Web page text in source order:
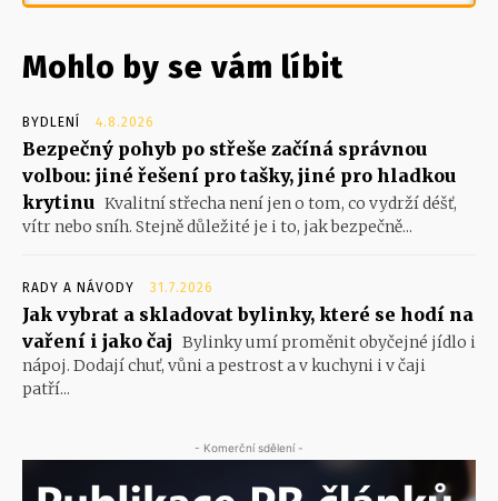
Mohlo by se vám líbit
BYDLENÍ 4.8.2026
Bezpečný pohyb po střeše začíná správnou
volbou: jiné řešení pro tašky, jiné pro hladkou
krytinu Kvalitní střecha není jen o tom, co vydrží déšť,
vítr nebo sníh. Stejně důležité je i to, jak bezpečně...
RADY A NÁVODY 31.7.2026
Jak vybrat a skladovat bylinky, které se hodí na
vaření i jako čaj Bylinky umí proměnit obyčejné jídlo i
nápoj. Dodají chuť, vůni a pestrost a v kuchyni i v čaji
patří...
- Komerční sdělení -